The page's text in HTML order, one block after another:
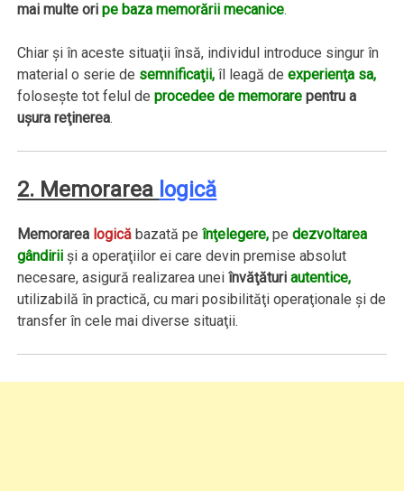
mai multe oripe baza memorării mecanice.
Chiar şi în aceste situaţii însă, individul introduce singur în
material o serie de semnificaţii,îl leagă de experienţa sa,
foloseşte tot felul deprocedee de memorare pentru a
uşura reţinerea.
2. Memorarea logică
Memorarea logică bazată peînţelegere, pedezvoltarea
gândirii şi a operaţiilor ei care devin premise absolut
necesare, asigură realizarea uneiînvăţăturiautentice,
utilizabilă în practică, cu mari posibilităţi operaţionale şi de
transfer în cele mai diverse situaţii.